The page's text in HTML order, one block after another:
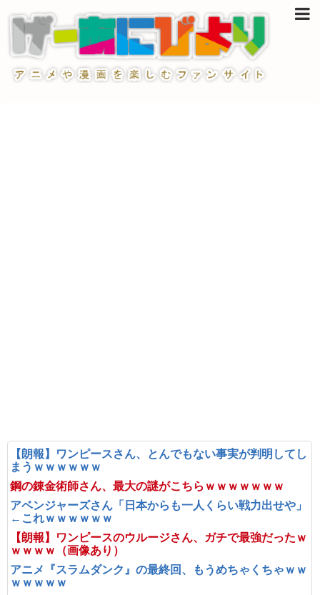
【朗報】ワンピースさん、とんでもない事実が判明してし
まうｗｗｗｗｗｗ
鋼の錬金術師さん、最大の謎がこちらｗｗｗｗｗｗｗ
アベンジャーズさん「日本からも一人くらい戦力出せや」
←これｗｗｗｗｗｗ
【朗報】ワンピースのウルージさん、ガチで最強だったｗ
ｗｗｗｗ（画像あり）
アニメ『スラムダンク』の最終回、もうめちゃくちゃｗｗ
ｗｗｗｗｗ